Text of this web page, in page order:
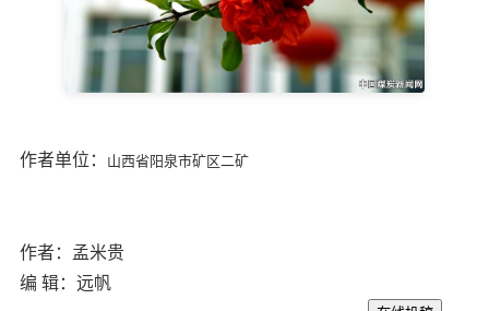
作者单位： 山西省阳泉市矿区二矿
作者：孟米贵
编 辑：远帆